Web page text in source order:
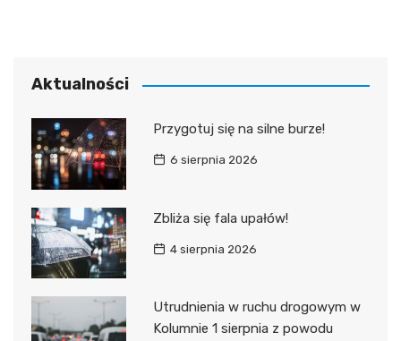
Aktualności
Przygotuj się na silne burze!
6 sierpnia 2026
Zbliża się fala upałów!
4 sierpnia 2026
Utrudnienia w ruchu drogowym w
Kolumnie 1 sierpnia z powodu